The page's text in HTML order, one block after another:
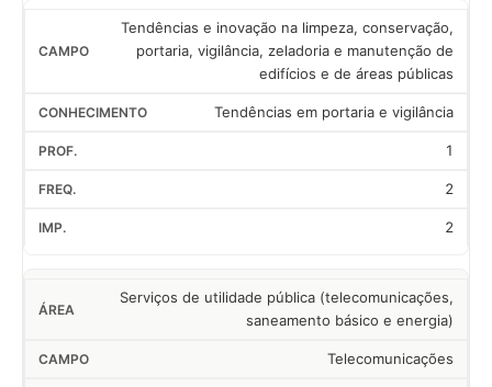
Tendências e inovação na limpeza, conservação,
portaria, vigilância, zeladoria e manutenção de
edifícios e de áreas públicas
Tendências em portaria e vigilância
1
2
2
Serviços de utilidade pública (telecomunicações,
saneamento básico e energia)
Telecomunicações